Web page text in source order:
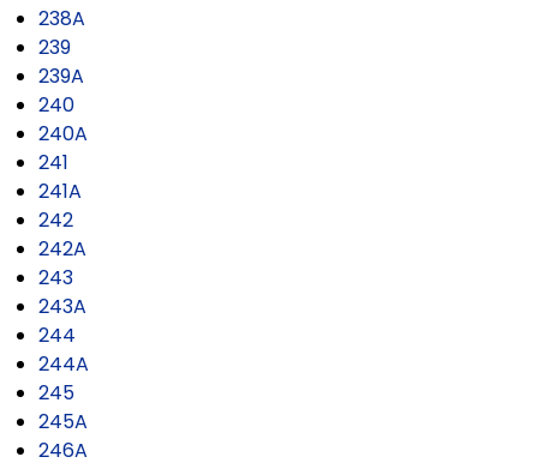
238A
239
239A
240
240A
241
241A
242
242A
243
243A
244
244A
245
245A
246A